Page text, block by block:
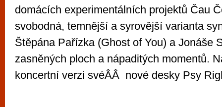
domácích experimentálních projektů Čau
svobodná, temnější a syrovější varianta
Štěpána Pařízka (Ghost of You) a Jonáše
zasněných ploch a nápaditých momentů.
koncertní verzi svéÂÂ nové desky Psy